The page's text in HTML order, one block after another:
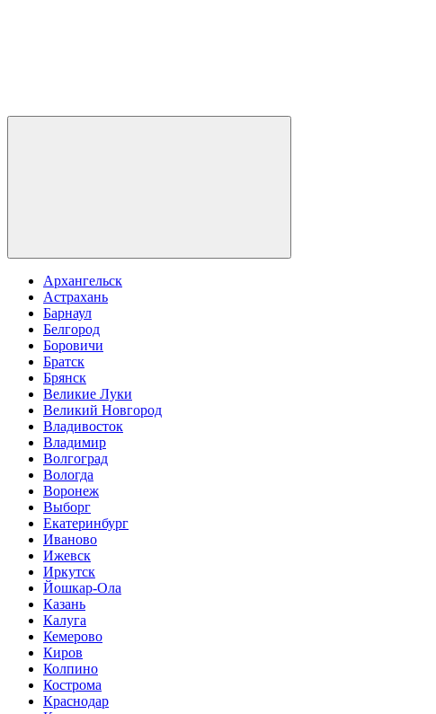
Архангельск
Астрахань
Барнаул
Белгород
Боровичи
Братск
Брянск
Великие Луки
Великий Новгород
Владивосток
Владимир
Волгоград
Вологда
Воронеж
Выборг
Екатеринбург
Иваново
Ижевск
Иркутск
Йошкар-Ола
Казань
Калуга
Кемерово
Киров
Колпино
Кострома
Краснодар